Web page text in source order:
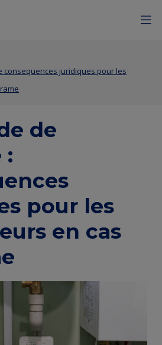
menu
consequences juridiques pour les
de
:
pour les
en cas